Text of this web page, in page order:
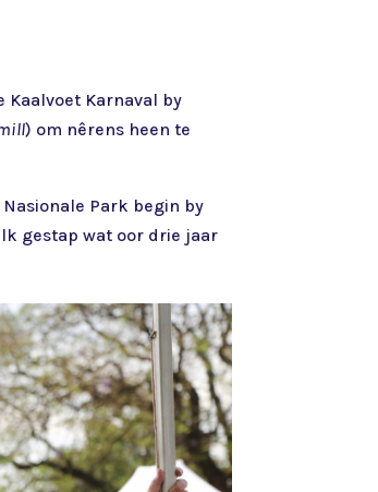
Kaalvoet Karnaval by
) om nêrens heen te
Park begin by
gestap wat oor drie jaar